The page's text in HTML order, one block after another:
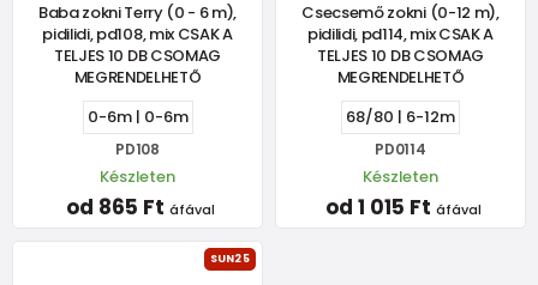
Baba zokni Terry (0 - 6 m),
pidilidi, pd108, mix CSAK A
TELJES 10 DB CSOMAG
MEGRENDELHETŐ
0-6m | 0-6m
PD108
Készleten
od 865 Ft áfával
Csecsemő zokni (0-12 m),
pidilidi, pd114, mix CSAK A
TELJES 10 DB CSOMAG
MEGRENDELHETŐ
68/80 | 6-12m
PD0114
Készleten
od 1 015 Ft áfával
SUN25